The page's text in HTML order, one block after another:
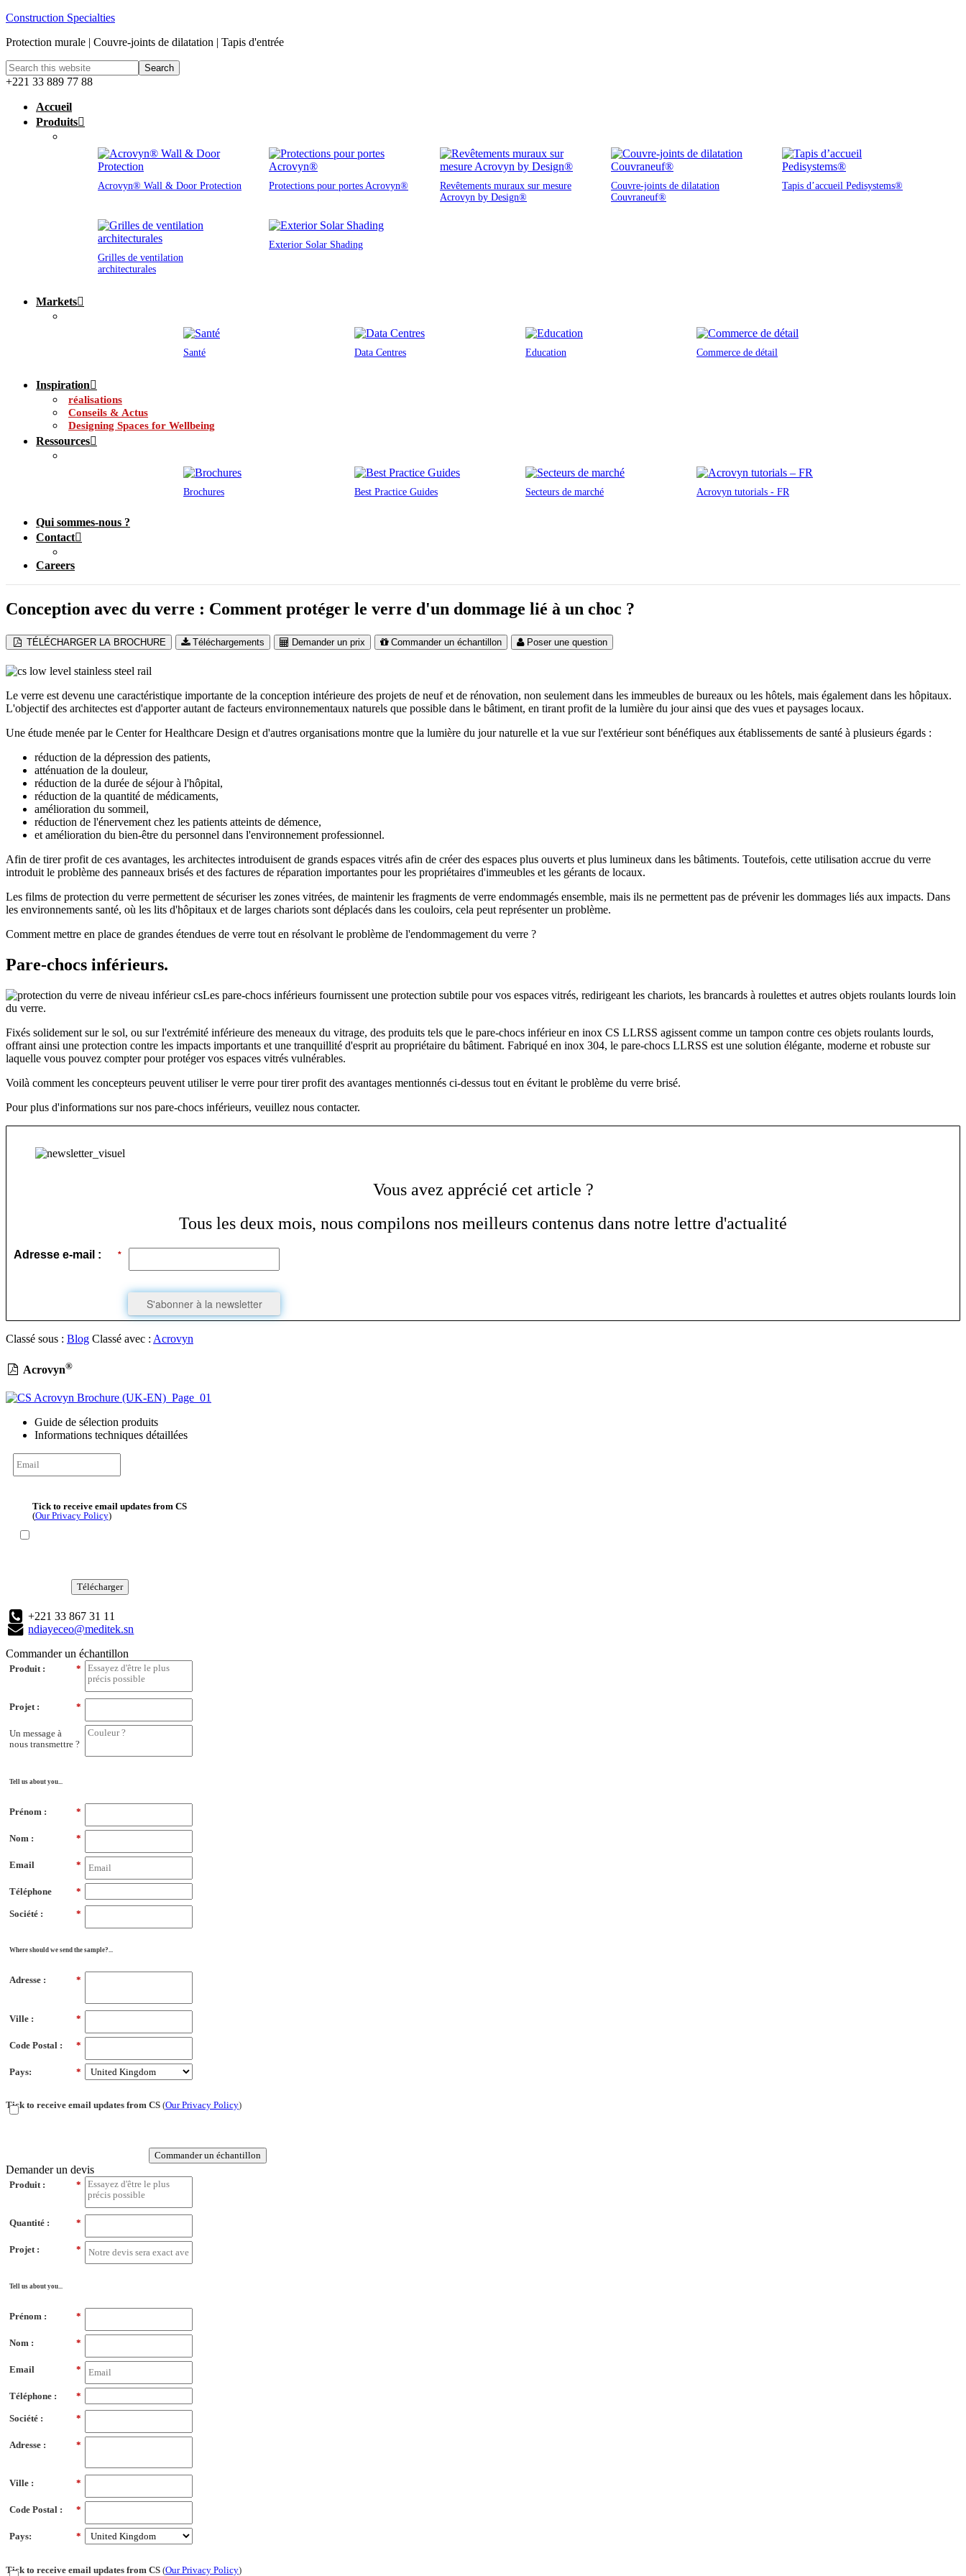
Construction Specialties
Protection murale | Couvre-joints de dilatation | Tapis d'entrée
+221 33 889 77 88
Accueil
Produits
Acrovyn® Wall & Door Protection Protections pour portes Acrovyn®
Revêtements muraux sur mesure
Acrovyn by Design®
Couvre-joints de dilatation
Couvraneuf®
Tapis d’accueil Pedisystems®
Grilles de ventilation
architecturales
Exterior Solar Shading
Markets
Santé Data Centres Education Commerce de détail
Inspiration
réalisations
Conseils & Actus
Designing Spaces for Wellbeing
Ressources
Brochures Best Practice Guides Secteurs de marché Acrovyn tutorials - FR
Qui sommes-nous ?
Contact
Careers
Conception avec du verre : Comment protéger le verre d'un dommage lié à un choc ?
TÉLÉCHARGER LA BROCHURE Téléchargements Demander un prix Commander un échantillon Poser une question
Le verre est devenu une caractéristique importante de la conception intérieure des projets de neuf et de rénovation, non seulement dans les immeubles de bureaux ou les hôtels, mais également dans les hôpitaux.
L'objectif des architectes est d'apporter autant de facteurs environnementaux naturels que possible dans le bâtiment, en tirant profit de la lumière du jour ainsi que des vues et paysages locaux.
Une étude menée par le Center for Healthcare Design et d'autres organisations montre que la lumière du jour naturelle et la vue sur l'extérieur sont bénéfiques aux établissements de santé à plusieurs égards :
réduction de la dépression des patients,
atténuation de la douleur,
réduction de la durée de séjour à l'hôpital,
réduction de la quantité de médicaments,
amélioration du sommeil,
réduction de l'énervement chez les patients atteints de démence,
et amélioration du bien-être du personnel dans l'environnement professionnel.
Afin de tirer profit de ces avantages, les architectes introduisent de grands espaces vitrés afin de créer des espaces plus ouverts et plus lumineux dans les bâtiments. Toutefois, cette utilisation accrue du verre
introduit le problème des panneaux brisés et des factures de réparation importantes pour les propriétaires d'immeubles et les gérants de locaux.
Les films de protection du verre permettent de sécuriser les zones vitrées, de maintenir les fragments de verre endommagés ensemble, mais ils ne permettent pas de prévenir les dommages liés aux impacts. Dans
les environnements santé, où les lits d'hôpitaux et de larges chariots sont déplacés dans les couloirs, cela peut représenter un problème.
Comment mettre en place de grandes étendues de verre tout en résolvant le problème de l'endommagement du verre ?
Pare-chocs inférieurs.
Les pare-chocs inférieurs fournissent une protection subtile pour vos espaces vitrés, redirigeant les chariots, les brancards à roulettes et autres objets roulants lourds loin
du verre.
Fixés solidement sur le sol, ou sur l'extrémité inférieure des meneaux du vitrage, des produits tels que le pare-chocs inférieur en inox CS LLRSS agissent comme un tampon contre ces objets roulants lourds,
offrant ainsi une protection contre les impacts importants et une tranquillité d'esprit au propriétaire du bâtiment. Fabriqué en inox 304, le pare-chocs LLRSS est une solution élégante, moderne et robuste sur
laquelle vous pouvez compter pour protéger vos espaces vitrés vulnérables.
Voilà comment les concepteurs peuvent utiliser le verre pour tirer profit des avantages mentionnés ci-dessus tout en évitant le problème du verre brisé.
Pour plus d'informations sur nos pare-chocs inférieurs, veuillez nous contacter.
Vous avez apprécié cet article ?
Tous les deux mois, nous compilons nos meilleurs contenus dans notre lettre d'actualité
*
Adresse e-mail :
S'abonner à la newsletter
Classé sous : Blog Classé avec : Acrovyn
Acrovyn®
Guide de sélection produits
Informations techniques détaillées
Tick to receive email updates from CS
(Our Privacy Policy)
Télécharger
+221 33 867 31 11
ndiayeceo@meditek.sn
Commander un échantillon
*
Produit :
*
Projet :
Un message à
nous transmettre ?
Tell us about you...
*
Prénom :
*
Nom :
*
Email
*
Téléphone
*
Société :
Where should we send the sample?...
*
Adresse :
*
Ville :
*
Code Postal :
*
Pays:
Tick to receive email updates from CS (Our Privacy Policy)
Commander un échantillon
Demander un devis
*
Produit :
*
Quantité :
*
Projet :
Tell us about you...
*
Prénom :
*
Nom :
*
Email
*
Téléphone :
*
Société :
*
Adresse :
*
Ville :
*
Code Postal :
*
Pays:
Tick to receive email updates from CS (Our Privacy Policy)